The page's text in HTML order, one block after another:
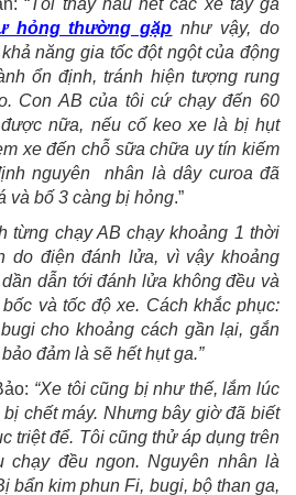
hỏng thường gặp như vậy, do
năng gia tốc đột ngột của động
ổn định, tránh hiện tượng rung
Con AB của tôi cứ chạy đến 60
nữa, nếu cố keo xe là bị hụt
xe đến chỗ sữa chữa uy tín kiếm
nguyên nhân là dây curoa đã
và bố 3 càng bị hỏng.”
từng chạy AB chạy khoảng 1 thời
do điện đánh lửa, vì vậy khoảng
dẫn tới đánh lửa không đều và
và tốc độ xe. Cách khắc phục:
cho khoảng cách gần lại, gắn
đảm là sẽ hết hụt ga.”
“Xe tôi cũng bị như thế, lắm lúc
chết máy. Nhưng bây giờ đã biết
triệt để. Tôi cũng thử áp dụng trên
đều ngon. Nguyên nhân là
bẩn kim phun Fi, bugi, bộ than ga,